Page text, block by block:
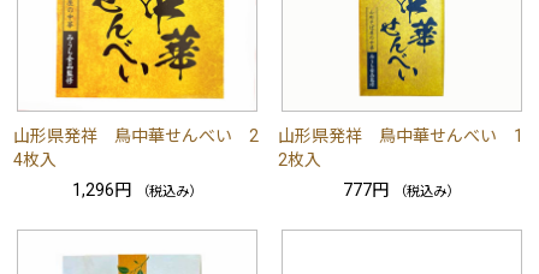
山形県発祥 鳥中華せんべい 2
4枚入
1,296円
（税込み）
山形県発祥 鳥中華せんべい 1
2枚入
777円
（税込み）